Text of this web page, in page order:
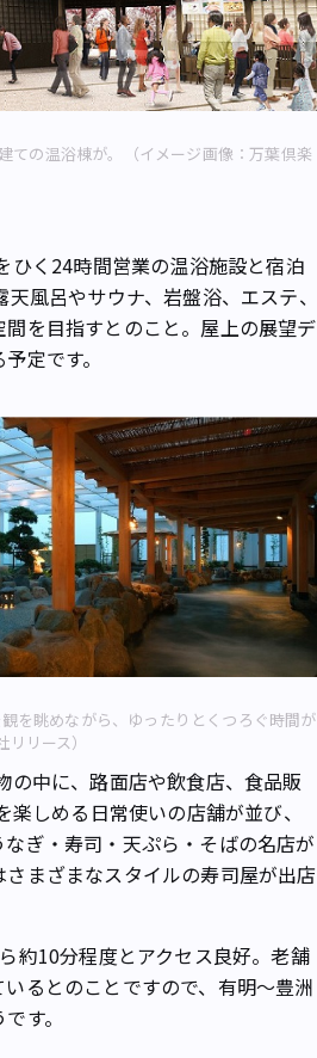
ての温浴棟が。（イメージ画像：万葉倶楽
く24時間営業の温浴施設と宿泊
風呂やサウナ、岩盤浴、エステ、
を目指すとのこと。屋上の展望デ
定です。
を眺めながら、ゆったりとくつろぐ時間が
リース）
中に、路面店や飲食店、食品販
しめる日常使いの店舗が並び、
ぎ・寿司・天ぷら・そばの名店が
まざまなスタイルの寿司屋が出店
約10分程度とアクセス良好。老舗
るとのことですので、有明～豊洲
す。